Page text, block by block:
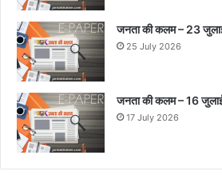
जनता की कलम – 23
25 July 2026
जनता की कलम – 16
17 July 2026